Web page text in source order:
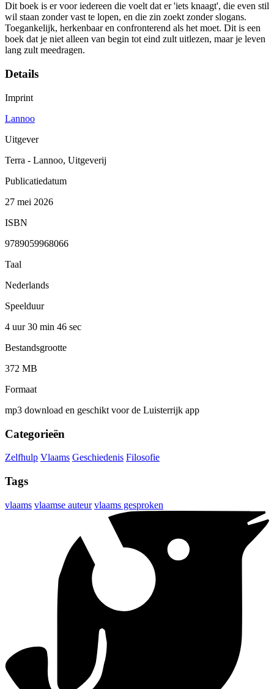
Dit boek is er voor iedereen die voelt dat er 'iets knaagt', die even stil
wil staan zonder vast te lopen, en die zin zoekt zonder slogans.
Toegankelijk, herkenbaar en confronterend als het moet. Dit is een
boek dat je niet alleen van begin tot eind zult uitlezen, maar je leven
lang zult meedragen.
Details
Imprint
Lannoo
Uitgever
Terra - Lannoo, Uitgeverij
Publicatiedatum
27 mei 2026
ISBN
9789059968066
Taal
Nederlands
Speelduur
4 uur 30 min 46 sec
Bestandsgrootte
372 MB
Formaat
mp3 download en geschikt voor de Luisterrijk app
Categorieën
Zelfhulp Vlaams Geschiedenis Filosofie
Tags
vlaams vlaamse auteur vlaams gesproken